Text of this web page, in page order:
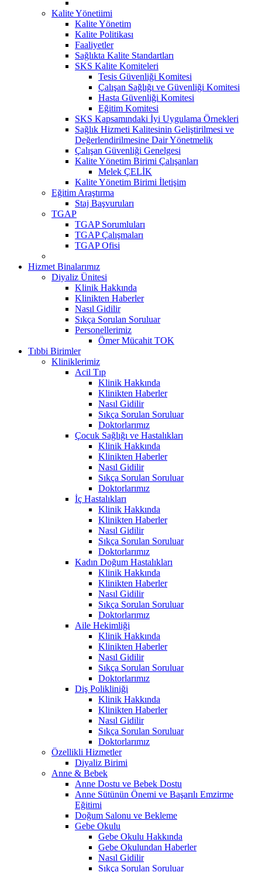
Kalite Yönetiimi
Kalite Yönetim
Kalite Politikası
Faaliyetler
Sağlıkta Kalite Standartları
SKS Kalite Komiteleri
Tesis Güvenliği Komitesi
Çalışan Sağlığı ve Güvenliği Komitesi
Hasta Güvenliği Komitesi
Eğitim Komitesi
SKS Kapsamındaki İyi Uygulama Örnekleri
Sağlık Hizmeti Kalitesinin Geliştirilmesi ve
Değerlendirilmesine Dair Yönetmelik
Çalışan Güvenliği Genelgesi
Kalite Yönetim Birimi Çalışanları
Melek ÇELİK
Kalite Yönetim Birimi İletişim
Eğitim Araştırma
Staj Başvuruları
TGAP
TGAP Sorumluları
TGAP Çalışmaları
TGAP Ofisi
Hizmet Binalarımız
Diyaliz Ünitesi
Klinik Hakkında
Klinikten Haberler
Nasıl Gidilir
Sıkça Sorulan Soruluar
Personellerimiz
Ömer Mücahit TOK
Tıbbi Birimler
Kliniklerimiz
Acil Tıp
Klinik Hakkında
Klinikten Haberler
Nasıl Gidilir
Sıkça Sorulan Soruluar
Doktorlarımız
Çocuk Sağlığı ve Hastalıkları
Klinik Hakkında
Klinikten Haberler
Nasıl Gidilir
Sıkça Sorulan Soruluar
Doktorlarımız
İç Hastalıkları
Klinik Hakkında
Klinikten Haberler
Nasıl Gidilir
Sıkça Sorulan Soruluar
Doktorlarımız
Kadın Doğum Hastalıkları
Klinik Hakkında
Klinikten Haberler
Nasıl Gidilir
Sıkça Sorulan Soruluar
Doktorlarımız
Aile Hekimliği
Klinik Hakkında
Klinikten Haberler
Nasıl Gidilir
Sıkça Sorulan Soruluar
Doktorlarımız
Diş Polikliniği
Klinik Hakkında
Klinikten Haberler
Nasıl Gidilir
Sıkça Sorulan Soruluar
Doktorlarımız
Özellikli Hizmetler
Diyaliz Birimi
Anne & Bebek
Anne Dostu ve Bebek Dostu
Anne Sütünün Önemi ve Başarılı Emzirme
Eğitimi
Doğum Salonu ve Bekleme
Gebe Okulu
Gebe Okulu Hakkında
Gebe Okulundan Haberler
Nasıl Gidilir
Sıkça Sorulan Soruluar